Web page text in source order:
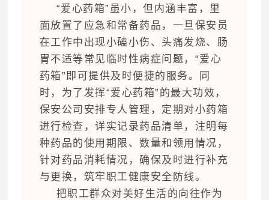
“爱心药箱”虽小，但内涵丰富，里
面放置了应急和常备药品，一旦保安员
在工作中出现小磕小伤、头痛发烧、肠
胃不适等常见临时性病症问题，“爱心
药箱”即可提供及时便捷的服务。同
时，为了发挥“爱心药箱”的最大功效，
保安公司安排专人管理，定期对小药箱
进行检查，详实记录药品清单，注明每
种药品的使用期限、数量和领用情况，
针对药品消耗情况，确保及时进行补充
与更换，筑牢职工健康安全防线。
把职工群众对美好生活的向往作为